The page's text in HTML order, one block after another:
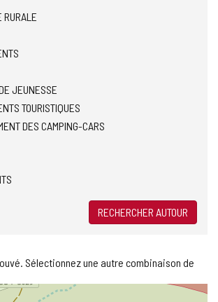
RURALE
JEUNESSE
TOURISTIQUES
DES CAMPING-CARS
RECHERCHER AUTOUR
Sélectionnez une autre combinaison de